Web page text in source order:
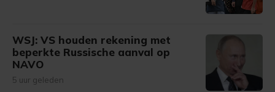
WSJ: VS houden rekening met
beperkte Russische aanval op
NAVO
5 uur geleden